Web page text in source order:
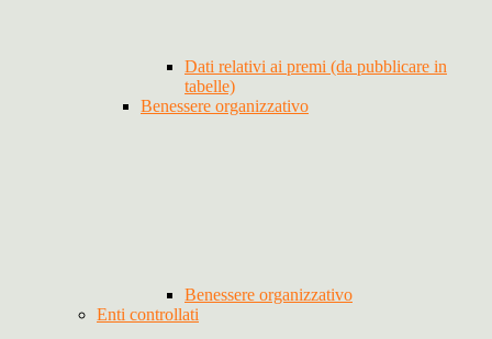
Dati relativi ai premi (da pubblicare in
tabelle)
Benessere organizzativo
Benessere organizzativo
Enti controllati